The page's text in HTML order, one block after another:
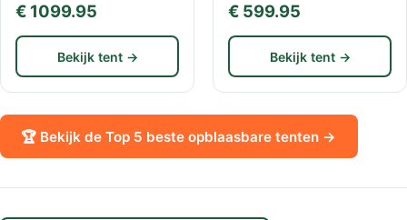
€ 1099.95
Bekijk tent →
€ 599.95
Bekijk tent →
🏆 Bekijk de Top 5 beste opblaasbare tenten →